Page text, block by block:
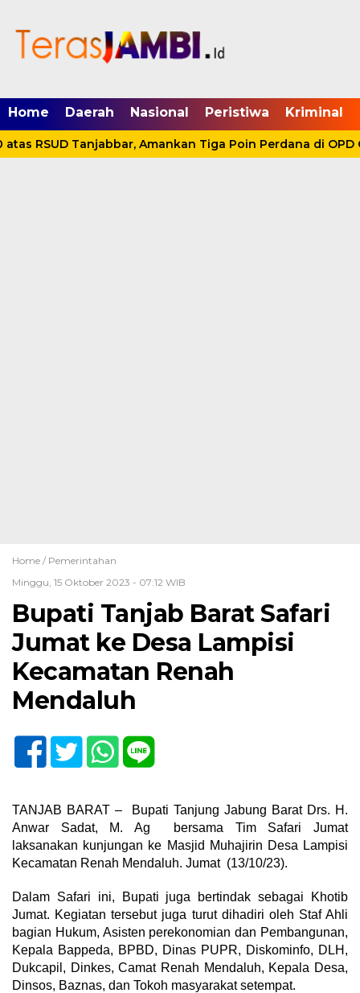
Home Daerah Nasional Peristiwa Kriminal
RSUD Tanjabbar, Amankan Tiga Poin Perdana di OPD
Home / Pemerintahan
Minggu, 15 Oktober 2023 - 07:12 WIB
Bupati Tanjab Barat Safari
Jumat ke Desa Lampisi
Kecamatan Renah
Mendaluh
TANJAB BARAT – Bupati Tanjung Jabung Barat Drs. H.
Anwar Sadat, M. Ag bersama Tim Safari Jumat
laksanakan kunjungan ke Masjid Muhajirin Desa Lampisi
Kecamatan Renah Mendaluh. Jumat (13/10/23).
Dalam Safari ini, Bupati juga bertindak sebagai Khotib
Jumat. Kegiatan tersebut juga turut dihadiri oleh Staf Ahli
bagian Hukum, Asisten perekonomian dan Pembangunan,
Kepala Bappeda, BPBD, Dinas PUPR, Diskominfo, DLH,
Dukcapil, Dinkes, Camat Renah Mendaluh, Kepala Desa,
Dinsos, Baznas, dan Tokoh masyarakat setempat.